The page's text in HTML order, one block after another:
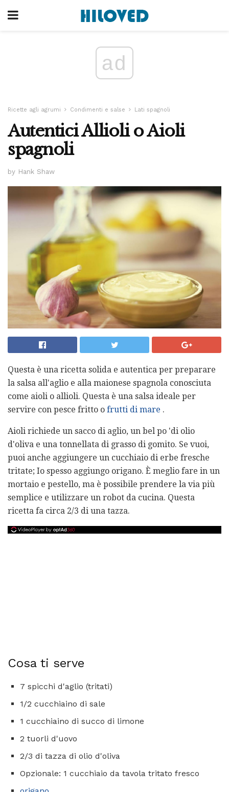
ad
Ricette agli agrumi Condimenti e salse Lati spagnoli
Autentici Allioli o Aioli
spagnoli
by Hank Shaw
Questa è una ricetta solida e autentica per preparare
la salsa all'aglio e alla maionese spagnola conosciuta
come aioli o allioli. Questa è una salsa ideale per
servire con pesce fritto o frutti di mare .
Aioli richiede un sacco di aglio, un bel po 'di olio
d'oliva e una tonnellata di grasso di gomito. Se vuoi,
puoi anche aggiungere un cucchiaio di erbe fresche
tritate; Io spesso aggiungo origano. È meglio fare in un
mortaio e pestello, ma è possibile prendere la via più
semplice e utilizzare un robot da cucina. Questa
ricetta fa circa 2/3 di una tazza.
Cosa ti serve
7 spicchi d'aglio (tritati)
1/2 cucchiaino di sale
1 cucchiaino di succo di limone
2 tuorli d'uovo
2/3 di tazza di olio d'oliva
Opzionale: 1 cucchiaio da tavola tritato fresco